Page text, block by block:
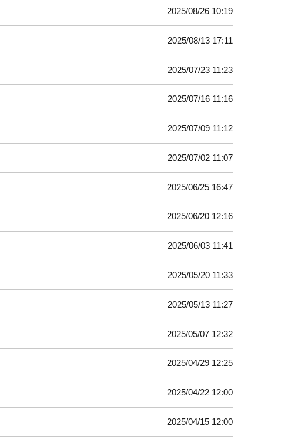
2025/08/26 10:19
2025/08/13 17:11
2025/07/23 11:23
2025/07/16 11:16
2025/07/09 11:12
2025/07/02 11:07
2025/06/25 16:47
2025/06/20 12:16
2025/06/03 11:41
2025/05/20 11:33
2025/05/13 11:27
2025/05/07 12:32
2025/04/29 12:25
2025/04/22 12:00
2025/04/15 12:00